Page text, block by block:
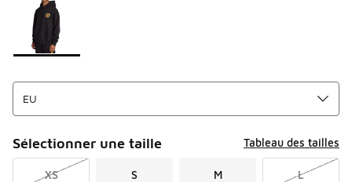
Sélectionner une taille Tableau des tailles
XS S M L